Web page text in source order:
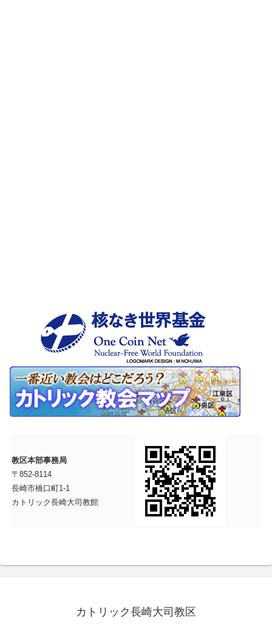
教区本部事務局
〒852-8114
長崎市橋口町1-1
カトリック長崎大司教館
カトリック長崎大司教区